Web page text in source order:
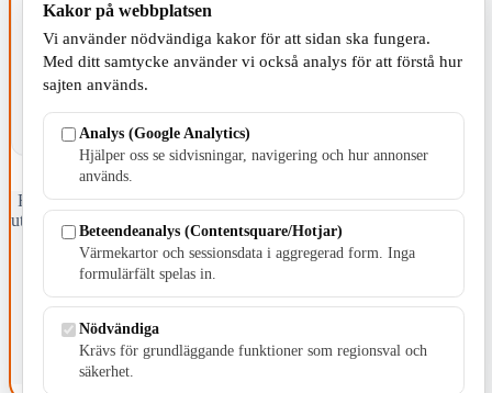
KOMMUNEN
Fristående webbtidningsföretag grundat 1991 som sedan 2002 ger
ut tidningen Skillingaryd.nu och 2010 lanserades Värnamo.nu. Från
april 2026 omfattar Skillingaryd.nu tre kommuner: Gnosjö,
Värnamo och Vaggeryds kommun.
Kontakta oss
Postadress: Gisslaköp 1, 568 92 Skillingaryd
Kakor på webbplatsen
Vi använder nödvändiga kakor för att sidan ska fungera.
Med ditt samtycke använder vi också analys för att förstå hur
sajten används.
Analys (Google Analytics)
Hjälper oss se sidvisningar, navigering och hur annonser
används.
Beteendeanalys (Contentsquare/Hotjar)
Värmekartor och sessionsdata i aggregerad form. Inga
formulärfält spelas in.
Nödvändiga
Krävs för grundläggande funktioner som regionsval och
säkerhet.